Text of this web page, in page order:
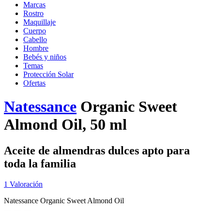
Marcas
Rostro
Maquillaje
Cuerpo
Cabello
Hombre
Bebés y niños
Temas
Protección Solar
Ofertas
Natessance Organic Sweet
Almond Oil, 50 ml
Aceite de almendras dulces apto para
toda la familia
1 Valoración
Natessance Organic Sweet Almond Oil